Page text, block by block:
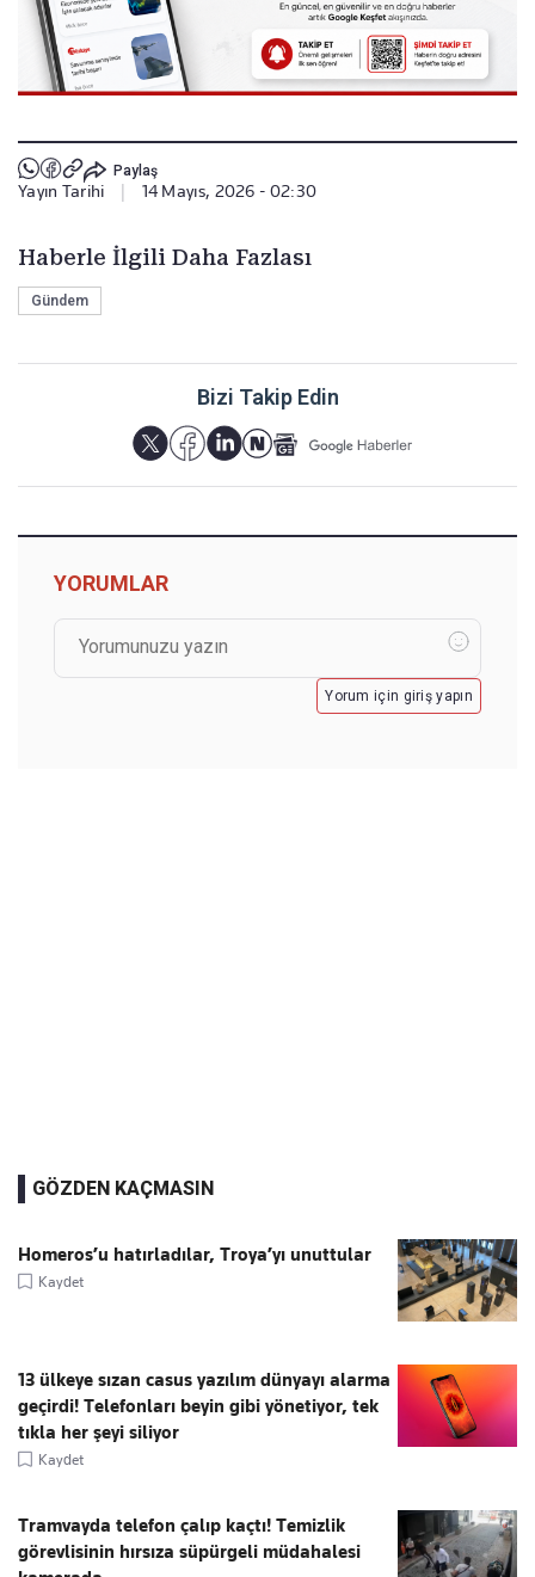
Paylaş
Yayın Tarihi 14 Mayıs, 2026 - 02:30
Haberle İlgili Daha Fazlası
Gündem
Bizi Takip Edin
YORUMLAR
Yorum için giriş yapın
GÖZDEN KAÇMASIN
Homeros’u hatırladılar, Troya’yı unuttular
Kaydet
13 ülkeye sızan casus yazılım dünyayı alarma
geçirdi! Telefonları beyin gibi yönetiyor, tek
tıkla her şeyi siliyor
Kaydet
Tramvayda telefon çalıp kaçtı! Temizlik
görevlisinin hırsıza süpürgeli müdahalesi